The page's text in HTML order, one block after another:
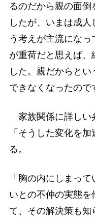
るのだから親の面倒
したが、いまは成
う考えが主流にな
が重荷だと思えば、
した。親だからと
できなくなったので
家族関係に詳しい
「そうした変化を
る。
「胸の内にしまっ
いとの不仲の実態を
て、その解決策も